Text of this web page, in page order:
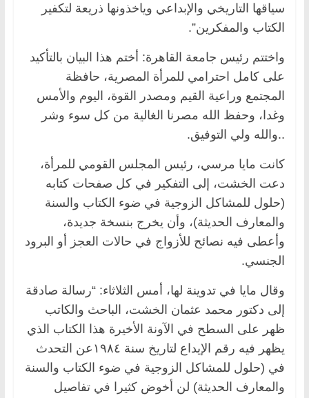
سياقها التاريخي والإبداعي وياخذونها ذريعة لتكفير
الكتاب والمفكرين”.
واختتم رئيس جامعة القاهرة: أختم هذا البيان بالتأكيد
على كامل احترامي للمرأة المصرية، حافظة
المجتمع وراعية القيم ومصدر القوة، اليوم والأمس
وغدا، وحفظ الله مصرنا الغالية من كل سوء وشر
..والله ولي التوفيق.
كانت مايا مرسي، رئيس المجلس القومي للمرأة،
دعت الخشت، إلى التفكير في كل صفحات كتابه
(حلول للمشاكل الزوجية في ضوء الكتاب والسنة
والمعارف الحديثة)، وأن يخرج بنسخة جديدة،
وأعطى فيه نصائح للأزواج في حالات العجز أو البرود
الجنسي.
وقال مايا في تدوينة لها، أمس الثلاثاء: “رسالة صادقة
إلى دكتور محمد عثمان الخشت، الباحث والكاتب
ظهر على السطح في الآونة الأخيرة هذا الكتاب الذي
يظهر فيه رقم الإيداع لتاريخ سنة ١٩٨٤عن التحدث
في (حلول للمشاكل الزوجية في ضوء الكتاب والسنة
والمعارف الحديثة) لن أخوض كثيرا في تفاصيل